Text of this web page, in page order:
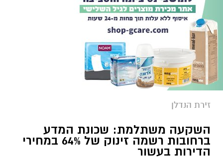
זירת הנדלן
השקעה משתלמת: שכונת המדע
ברחובות רשמה זינוק של 64% במחירי
הדירות בעשור